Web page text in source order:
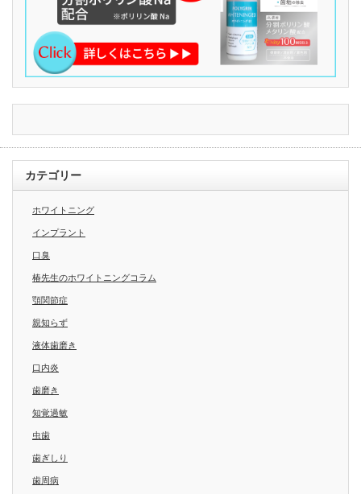
カテゴリー
ホワイトニング
インプラント
口臭
椿先生のホワイトニングコラム
顎関節症
親知らず
液体歯磨き
口内炎
歯磨き
知覚過敏
虫歯
歯ぎしり
歯周病